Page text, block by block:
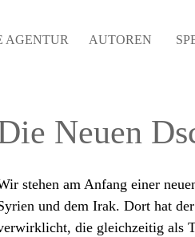
AGENTUR AUTOREN
Neuen
stehen am Anfang einer
und dem Irak. Dort hat
die gleichzeitig als